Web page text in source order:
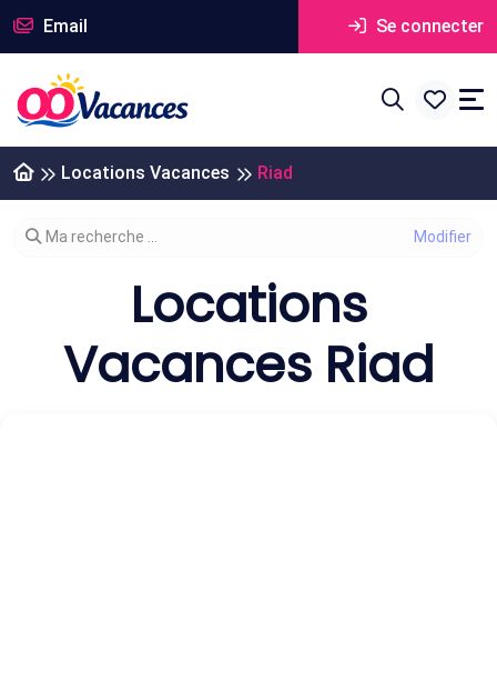
Email Se connecter
Locations Vacances Riad
Modifier votre recherche
Ma recherche ...
Locations
Vacances Riad